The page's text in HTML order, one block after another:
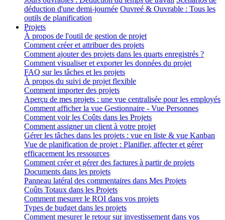
déduction d'une demi-journée Ouvreé & Ouvrable : Tous les
outils de planification
Projets
À propos de l'outil de gestion de projet
Comment créer et attribuer des projets
Comment ajouter des projets dans les quarts enregistrés ?
Comment visualiser et exporter les données du projet
FAQ sur les tâches et les projets
À propos du suivi de projet flexible
Comment importer des projets
Aperçu de mes projets : une vue centralisée pour les employés
Comment afficher la vue Gestionnaire - Vue Personnes
Comment voir les Coûts dans les Projets
Comment assigner un client à votre projet
Gérer les tâches dans les projets : vue en liste & vue Kanban
Vue de planification de projet : Planifier, affecter et gérer
efficacement les ressources
Comment créer et gérer des factures à partir de projets
Documents dans les projets
Panneau latéral des commentaires dans Mes Projets
Coûts Totaux dans les Projets
Comment mesurer le ROI dans vos projets
Types de budget dans les projets
Comment mesurer le retour sur investissement dans vos